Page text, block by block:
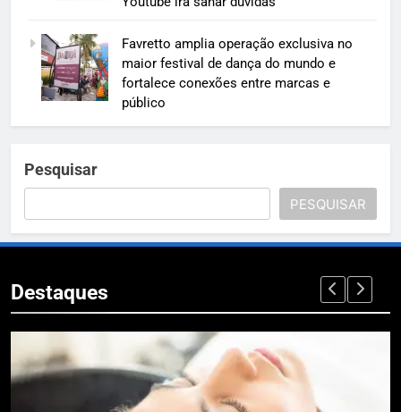
Favretto amplia operação exclusiva no
maior festival de dança do mundo e
fortalece conexões entre marcas e
público
Pesquisar
PESQUISAR
Destaques